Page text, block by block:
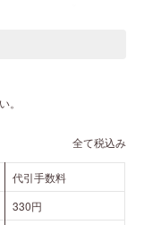
。
全て税込み
代引手数料
330円